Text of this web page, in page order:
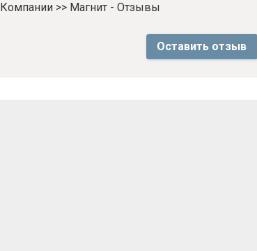
Компании>> Магнит - Отзывы
Оставить отзыв